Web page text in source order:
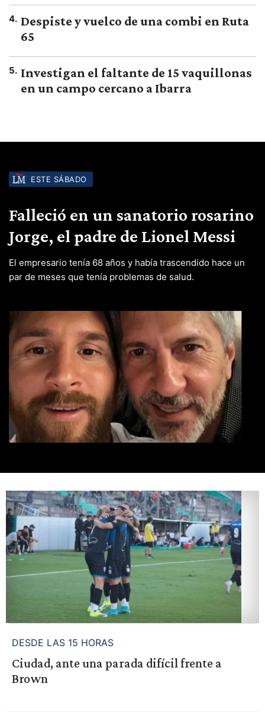
4. Despiste y vuelco de una combi en Ruta
65
5. Investigan el faltante de 15 vaquillonas
en un campo cercano a Ibarra
ESTE SÁBADO
Falleció en un sanatorio rosarino
Jorge, el padre de Lionel Messi
El empresario tenía 68 años y había trascendido hace un
par de meses que tenía problemas de salud.
DESDE LAS 15 HORAS
Ciudad, ante una parada difícil frente a
Brown